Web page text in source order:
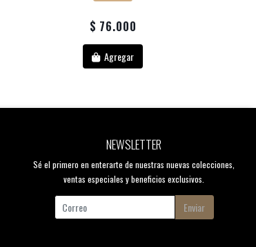
$ 76.000
Agregar
NEWSLETTER
Sé el primero en enterarte de nuestras nuevas colecciones,
ventas especiales y beneficios exclusivos.
Enviar